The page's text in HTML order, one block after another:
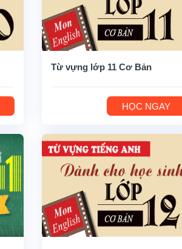
Từ vựng lớp 11 Cơ Bản
HỌC NGAY